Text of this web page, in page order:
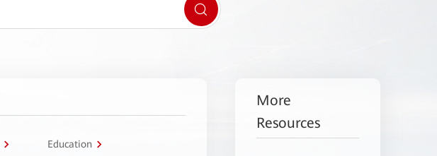
Education
More
Resources